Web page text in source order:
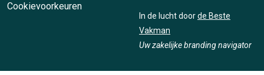
Cookievoorkeuren
In de lucht doorde Beste
Vakman
Uw zakelijke branding navigator